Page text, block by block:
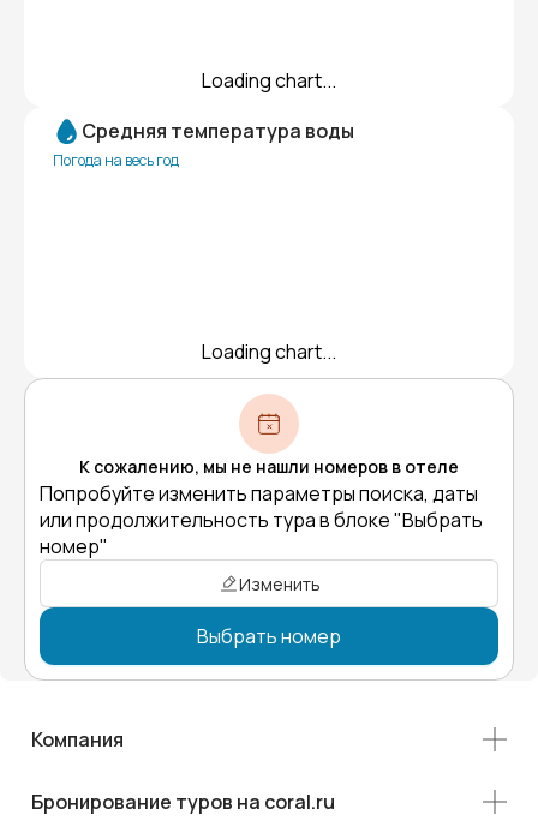
Loading chart...
Средняя температура воды
Погода на весь год
Loading chart...
К сожалению, мы не нашли номеров в отеле
Попробуйте изменить параметры поиска, даты
или продолжительность тура в блоке "Выбрать
номер"
Изменить
Выбрать номер
Компания
Бронирование туров на coral.ru